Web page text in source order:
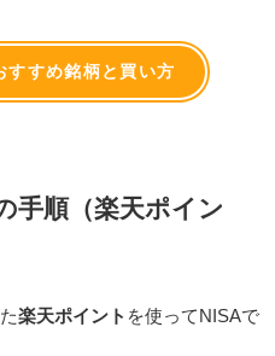
すめ銘柄と買い方
手順（楽天ポイン
楽天ポイント を使ってNISAで